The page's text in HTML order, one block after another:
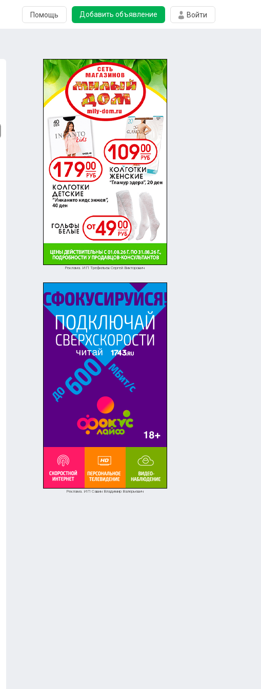
Помощь Добавить объявление Войти
Реклама. ИП Трефильев Сергей Викторович
Реклама. ИП Савин Владимир Валерьевич